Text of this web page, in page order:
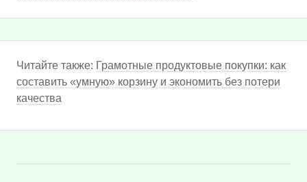
Читайте также: Грамотные продуктовые покупки: как
составить «умную» корзину и экономить без потери
качества